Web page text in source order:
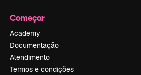
Começar
Academy
Documentação
Atendimento
Termos e condições